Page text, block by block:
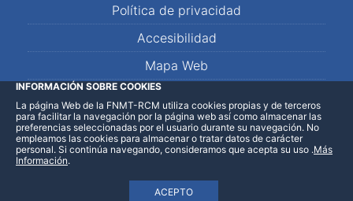
Política de privacidad
Accesibilidad
Mapa Web
LinkedInFacebookWhatsApp
INFORMACIÓN SOBRE COOKIES
La página Web de la FNMT-RCM utiliza cookies propias y de terceros
para facilitar la navegación por la página web así como almacenar las
preferencias seleccionadas por el usuario durante su navegación. No
empleamos las cookies para almacenar o tratar datos de carácter
personal. Si continúa navegando, consideramos que acepta su uso
ACEPTO
.Más
Información.